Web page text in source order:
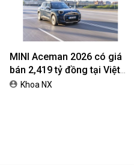
MINI Aceman 2026 có giá
bán 2,419 tỷ đồng tại Việt
NamKhoa NX